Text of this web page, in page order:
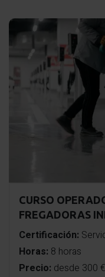
CURSO
FREGADORAS
Certificación:
Horas: 8 horas
Precio: desde 300 €